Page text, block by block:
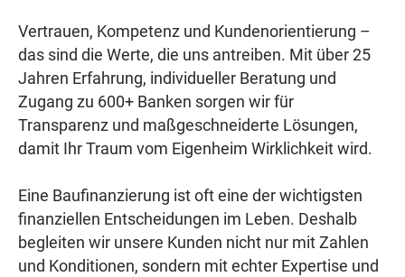
Vertrauen, Kompetenz und Kundenorientierung –
das sind die Werte, die uns antreiben. Mit über 25
Jahren Erfahrung, individueller Beratung und
Zugang zu 600+ Banken sorgen wir für
Transparenz und maßgeschneiderte Lösungen,
damit Ihr Traum vom Eigenheim Wirklichkeit wird.
Eine Baufinanzierung ist oft eine der wichtigsten
finanziellen Entscheidungen im Leben. Deshalb
begleiten wir unsere Kunden nicht nur mit Zahlen
und Konditionen, sondern mit echter Expertise und